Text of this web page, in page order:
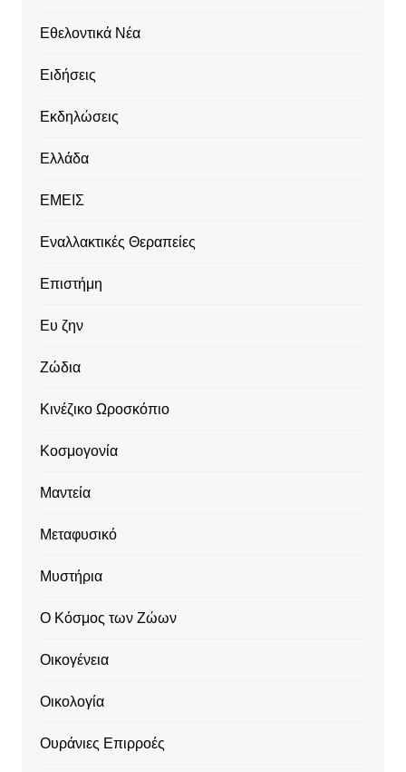
Εθελοντικά Νέα
Ειδήσεις
Εκδηλώσεις
Ελλάδα
ΕΜΕΙΣ
Εναλλακτικές Θεραπείες
Επιστήμη
Ευ ζην
Ζώδια
Κινέζικο Ωροσκόπιο
Κοσμογονία
Μαντεία
Μεταφυσικό
Μυστήρια
Ο Κόσμος των Ζώων
Οικογένεια
Οικολογία
Ουράνιες Επιρροές